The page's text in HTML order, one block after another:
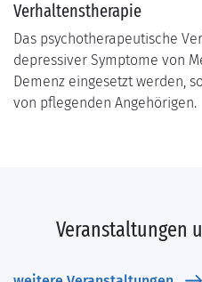
Verhaltenstherapie
Das psychotherapeutische
depressiver Symptome von
Demenz eingesetzt werden,
von pflegenden Angehörigen.
Veranstaltungen